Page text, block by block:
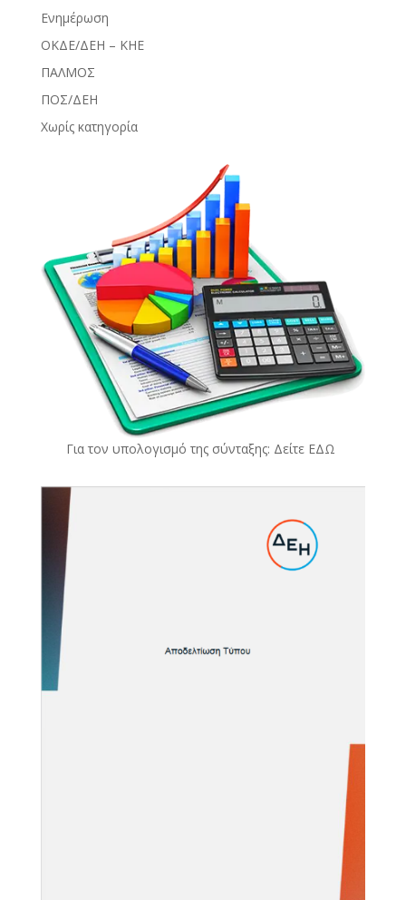
Ενημέρωση
ΟΚΔΕ/ΔΕΗ – ΚΗΕ
ΠΑΛΜΟΣ
ΠΟΣ/ΔΕΗ
Χωρίς κατηγορία
Για τον υπολογισμό της σύνταξης: Δείτε ΕΔΩ